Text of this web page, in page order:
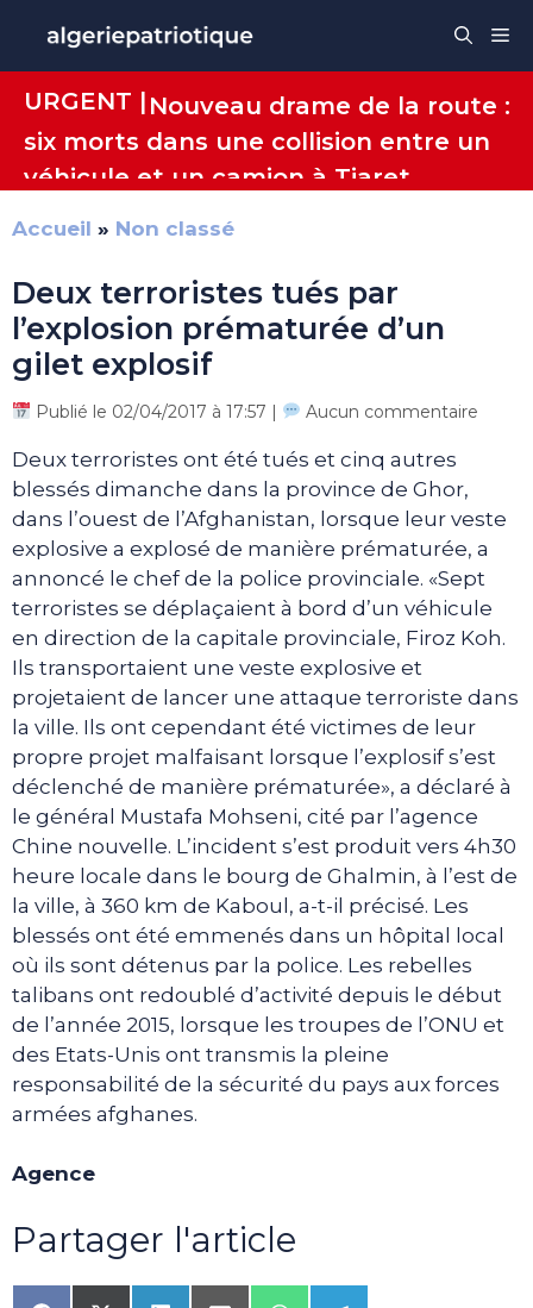
contenu
URGENT | Nouveau drame de la route :
six morts dans une collision entre un
véhicule et un camion à Tiaret
Accueil » Non classé
Deux terroristes tués par
l’explosion prématurée d’un
gilet explosif
Publié le 02/04/2017 à 17:57 | Aucun commentaire
Deux terroristes ont été tués et cinq autres
blessés dimanche dans la province de Ghor,
dans l’ouest de l’Afghanistan, lorsque leur veste
explosive a explosé de manière prématurée, a
annoncé le chef de la police provinciale. «Sept
terroristes se déplaçaient à bord d’un véhicule
en direction de la capitale provinciale, Firoz Koh.
Ils transportaient une veste explosive et
projetaient de lancer une attaque terroriste dans
la ville. Ils ont cependant été victimes de leur
propre projet malfaisant lorsque l’explosif s’est
déclenché de manière prématurée», a déclaré à
le général Mustafa Mohseni, cité par l’agence
Chine nouvelle. L’incident s’est produit vers 4h30
heure locale dans le bourg de Ghalmin, à l’est de
la ville, à 360 km de Kaboul, a-t-il précisé. Les
blessés ont été emmenés dans un hôpital local
où ils sont détenus par la police. Les rebelles
talibans ont redoublé d’activité depuis le début
de l’année 2015, lorsque les troupes de l’ONU et
des Etats-Unis ont transmis la pleine
responsabilité de la sécurité du pays aux forces
armées afghanes.
Agence
Partager l'article